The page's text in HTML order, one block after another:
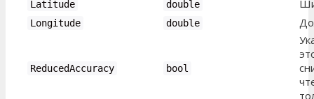
Latitude double
Longitude double
ReducedAccuracy bool